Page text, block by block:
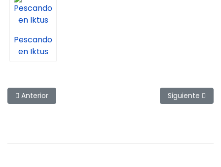
Pescando
en Iktus
Artículo anterior: Entrevista a Josetxo Martínez
Anterior Artículo
Siguiente